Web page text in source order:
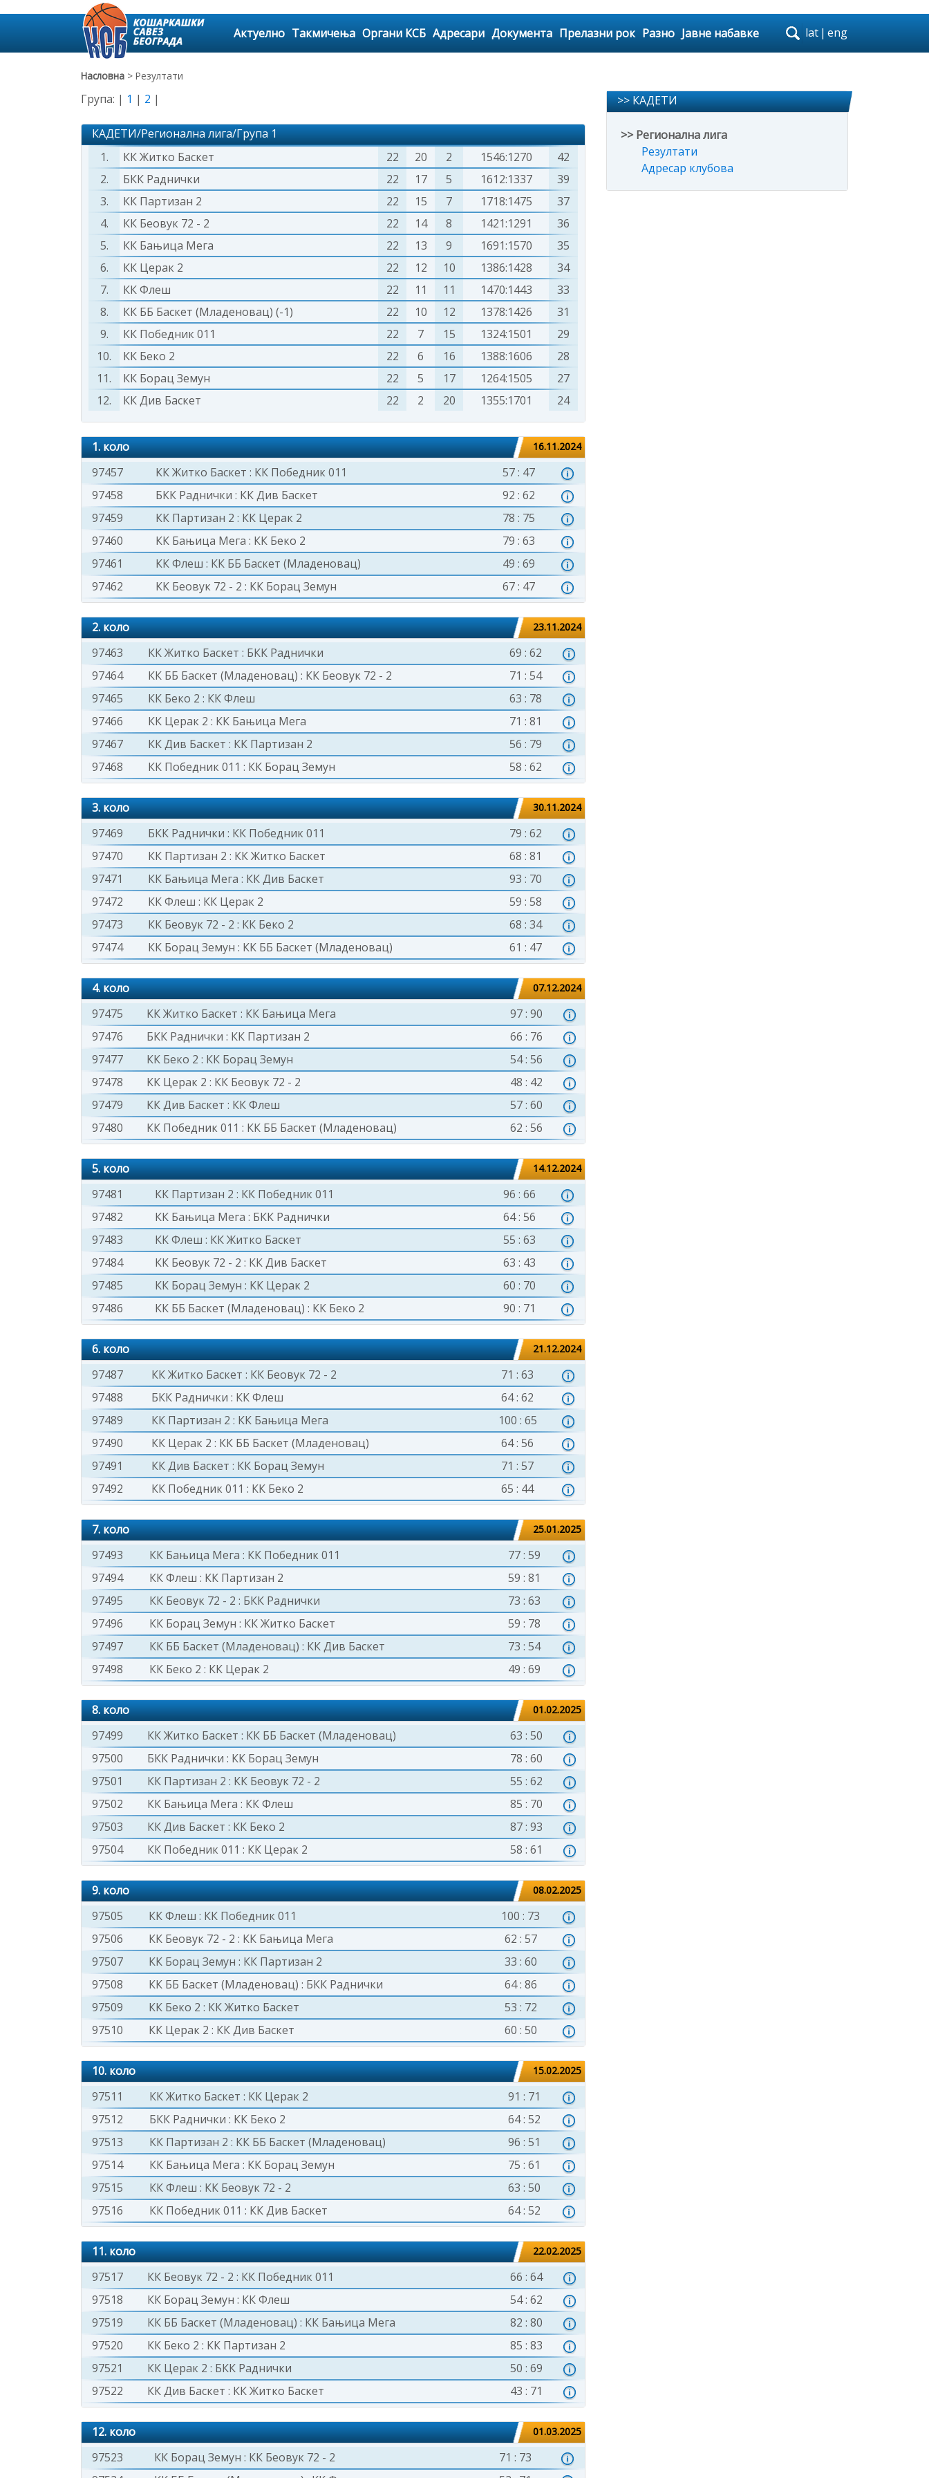
Актуелно Такмичења Органи КСБ Адресари Документа Прелазни рок Разно Јавне набавке lat | eng
Насловна > Резултати
Група: | 1 | 2 |
КАДЕТИ/Регионална лига/Група 1
1.
КК Житко Баскет 22 20 2 1546:1270
42
2.
БКК Раднички 22 17 5 1612:1337
39
3.
КК Партизан 2 22 15 7 1718:1475
37
4.
КК Беовук 72 - 2 22 14 8 1421:1291
36
5.
КК Бањица Мега 22 13 9 1691:1570
35
6.
КК Церак 2 22 12 10 1386:1428
34
7.
КК Флеш 22 11 11 1470:1443
33
8.
КК ББ Баскет (Младеновац) (-1) 22 10 12 1378:1426
31
9.
КК Победник 011 22 7 15 1324:1501
29
10.
КК Беко 2 22 6 16 1388:1606
28
11.
КК Борац Земун 22 5 17 1264:1505
27
12.
КК Див Баскет 22 2 20 1355:1701 24
1. коло 16.11.2024
97457 КК Житко Баскет : КК Победник 011
57 : 47
97458
БКК Раднички : КК Див Баскет
92 : 62
97459
КК Партизан 2 : КК Церак 2
78 : 75
97460
КК Бањица Мега : КК Беко 2
79 : 63
97461
КК Флеш : КК ББ Баскет (Младеновац)
49 : 69
97462
КК Беовук 72 - 2 : КК Борац Земун 67 : 47
2. коло 23.11.2024
97463 КК Житко Баскет : БКК Раднички
69 : 62
97464
КК ББ Баскет (Младеновац) : КК Беовук 72 - 2
71 : 54
97465
КК Беко 2 : КК Флеш
63 : 78
97466
КК Церак 2 : КК Бањица Мега
71 : 81
97467
КК Див Баскет : КК Партизан 2
56 : 79
97468
КК Победник 011 : КК Борац Земун 58 : 62
3. коло 30.11.2024
97469 БКК Раднички : КК Победник 011
79 : 62
97470
КК Партизан 2 : КК Житко Баскет
68 : 81
97471
КК Бањица Мега : КК Див Баскет
93 : 70
97472
КК Флеш : КК Церак 2
59 : 58
97473
КК Беовук 72 - 2 : КК Беко 2
68 : 34
97474
КК Борац Земун : КК ББ Баскет (Младеновац) 61 : 47
4. коло 07.12.2024
97475 КК Житко Баскет : КК Бањица Мега
97 : 90
97476
БКК Раднички : КК Партизан 2
66 : 76
97477
КК Беко 2 : КК Борац Земун
54 : 56
97478
КК Церак 2 : КК Беовук 72 - 2
48 : 42
97479
КК Див Баскет : КК Флеш
57 : 60
97480
КК Победник 011 : КК ББ Баскет (Младеновац) 62 : 56
5. коло 14.12.2024
97481 КК Партизан 2 : КК Победник 011
96 : 66
97482
КК Бањица Мега : БКК Раднички
64 : 56
97483
КК Флеш : КК Житко Баскет
55 : 63
97484
КК Беовук 72 - 2 : КК Див Баскет
63 : 43
97485
КК Борац Земун : КК Церак 2
60 : 70
97486
КК ББ Баскет (Младеновац) : КК Беко 2 90 : 71
6. коло 21.12.2024
97487 КК Житко Баскет : КК Беовук 72 - 2
71 : 63
97488
БКК Раднички : КК Флеш
64 : 62
97489
КК Партизан 2 : КК Бањица Мега
100 : 65
97490
КК Церак 2 : КК ББ Баскет (Младеновац)
64 : 56
97491
КК Див Баскет : КК Борац Земун
71 : 57
97492
КК Победник 011 : КК Беко 2 65 : 44
7. коло 25.01.2025
97493 КК Бањица Мега : КК Победник 011
77 : 59
97494
КК Флеш : КК Партизан 2
59 : 81
97495
КК Беовук 72 - 2 : БКК Раднички
73 : 63
97496
КК Борац Земун : КК Житко Баскет
59 : 78
97497
КК ББ Баскет (Младеновац) : КК Див Баскет
73 : 54
97498
КК Беко 2 : КК Церак 2 49 : 69
8. коло 01.02.2025
97499 КК Житко Баскет : КК ББ Баскет (Младеновац)
63 : 50
97500
БКК Раднички : КК Борац Земун
78 : 60
97501
КК Партизан 2 : КК Беовук 72 - 2
55 : 62
97502
КК Бањица Мега : КК Флеш
85 : 70
97503
КК Див Баскет : КК Беко 2
87 : 93
97504
КК Победник 011 : КК Церак 2 58 : 61
9. коло 08.02.2025
97505 КК Флеш : КК Победник 011
100 : 73
97506
КК Беовук 72 - 2 : КК Бањица Мега
62 : 57
97507
КК Борац Земун : КК Партизан 2
33 : 60
97508
КК ББ Баскет (Младеновац) : БКК Раднички
64 : 86
97509
КК Беко 2 : КК Житко Баскет
53 : 72
97510
КК Церак 2 : КК Див Баскет 60 : 50
10. коло 15.02.2025
97511 КК Житко Баскет : КК Церак 2
91 : 71
97512
БКК Раднички : КК Беко 2
64 : 52
97513
КК Партизан 2 : КК ББ Баскет (Младеновац)
96 : 51
97514
КК Бањица Мега : КК Борац Земун
75 : 61
97515
КК Флеш : КК Беовук 72 - 2
63 : 50
97516
КК Победник 011 : КК Див Баскет 64 : 52
11. коло 22.02.2025
97517 КК Беовук 72 - 2 : КК Победник 011
66 : 64
97518
КК Борац Земун : КК Флеш
54 : 62
97519
КК ББ Баскет (Младеновац) : КК Бањица Мега
82 : 80
97520
КК Беко 2 : КК Партизан 2
85 : 83
97521
КК Церак 2 : БКК Раднички
50 : 69
97522
КК Див Баскет : КК Житко Баскет 43 : 71
12. коло 01.03.2025
97523 КК Борац Земун : КК Беовук 72 - 2
71 : 73
>> КАДЕТИ
>> Регионална лига
Резултати
Адресар клубова